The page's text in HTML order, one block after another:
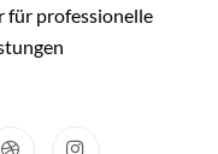
für professionelle